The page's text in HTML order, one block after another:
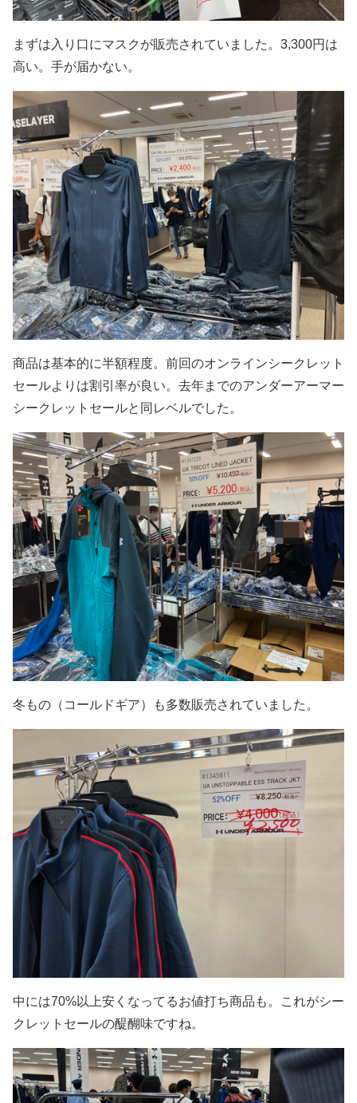
まずは入り口にマスクが販売されていました。3,300円は
高い。手が届かない。
商品は基本的に半額程度。前回のオンラインシークレット
セールよりは割引率が良い。去年までのアンダーアーマー
シークレットセールと同レベルでした。
冬もの（コールドギア）も多数販売されていました。
中には70%以上安くなってるお値打ち商品も。これがシー
クレットセールの醍醐味ですね。